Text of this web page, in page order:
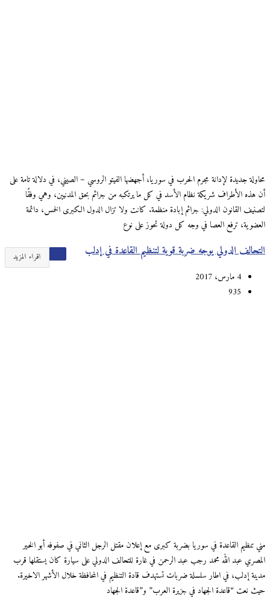
محاولة جديدة لإدانة مجرم الحرب في سوريا، أجهضها الفيتو الروسي – الصيني، في دلالة تامة على
أن هذه الأطراف شريكة نظام الأسد في كل ما يرتكبه من جرائم بحق المدنيين، وهي وفقًا
لتصنيف القانون الدولي: جرائم إبادة منظمة. كانت ولا تزال الدول الكبرى الخمس، دائمة
العضوية، ترفع العصا في وجه كل دولة تحوز على نوع
اقراء المزيد التحالف الدولي يوجه ضربة قوية لتنظيم القاعدة في إدلب
935
مني تنظيم القاعدة في سوريا بضربة كبرى مع إعلان مقتل الرجل الثاني في صفوفه أبو الخير
المصري عبد الله محمد رجب عبد الرحمن في غارة للتحالف الدولي على سيارة كان يستقلها قرب
مدينة إدلب، في اطار سلسلة ضربات تستهدف قادة التنظيم في المحافظة خلال الأشهر الاخيرة.
حيث نعت “قاعدة الجهاد في جزيرة العرب” و”قاعدة الجهاد